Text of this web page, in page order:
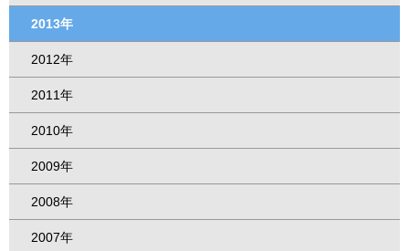
2013年
2012年
2011年
2010年
2009年
2008年
2007年